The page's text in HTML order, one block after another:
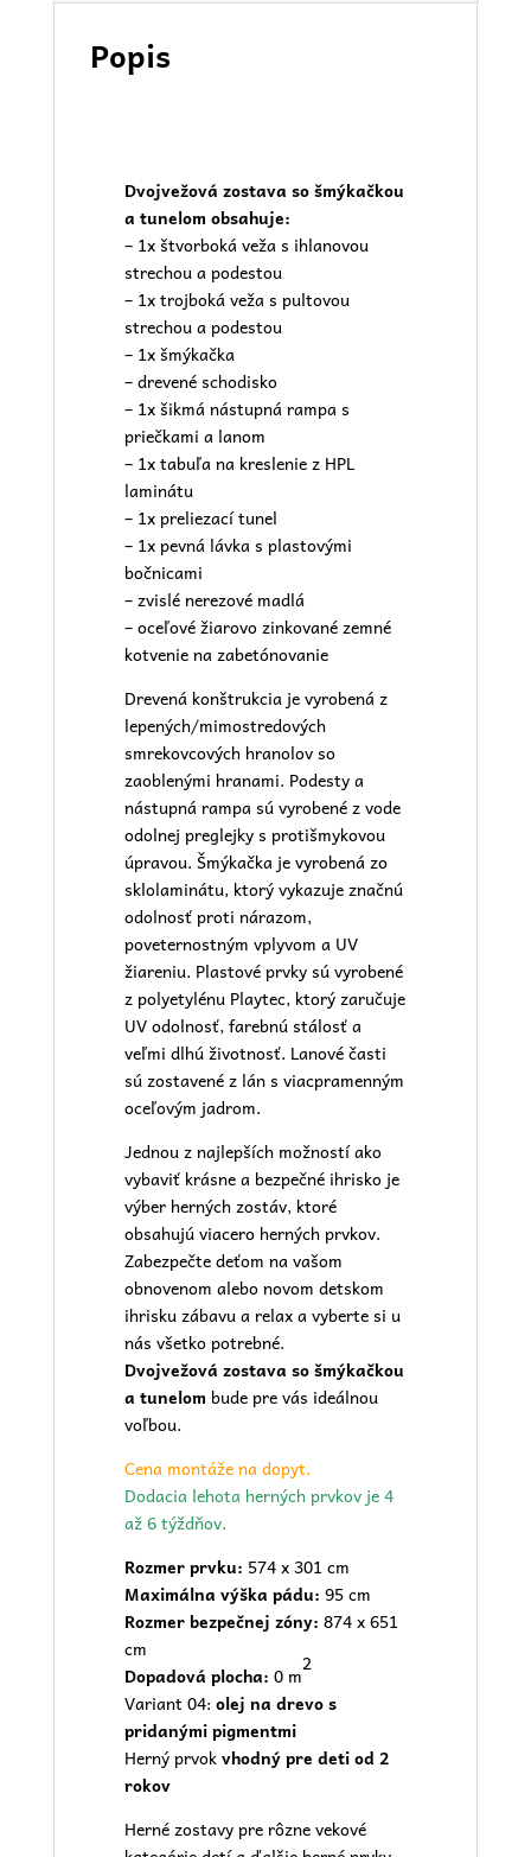
Popis
Dvojvežová zostava so šmýkačkou
a tunelom obsahuje:
– 1x štvorboká veža s ihlanovou
strechou a podestou
– 1x trojboká veža s pultovou
strechou a podestou
– 1x šmýkačka
– drevené schodisko
– 1x šikmá nástupná rampa s
priečkami a lanom
– 1x tabuľa na kreslenie z HPL
laminátu
– 1x preliezací tunel
– 1x pevná lávka s plastovými
bočnicami
– zvislé nerezové madlá
– oceľové žiarovo zinkované zemné
kotvenie na zabetónovanie
Drevená konštrukcia je vyrobená z
lepených/mimostredových
smrekovcových hranolov so
zaoblenými hranami. Podesty a
nástupná rampa sú vyrobené z vode
odolnej preglejky s protišmykovou
úpravou. Šmýkačka je vyrobená zo
sklolaminátu, ktorý vykazuje značnú
odolnosť proti nárazom,
poveternostným vplyvom a UV
žiareniu. Plastové prvky sú vyrobené
z polyetylénu Playtec, ktorý zaručuje
UV odolnosť, farebnú stálosť a
veľmi dlhú životnosť. Lanové časti
sú zostavené z lán s viacpramenným
oceľovým jadrom.
Jednou z najlepších možností ako
vybaviť krásne a bezpečné ihrisko je
výber herných zostáv, ktoré
obsahujú viacero herných prvkov.
Zabezpečte deťom na vašom
obnovenom alebo novomdetskom
ihriskuzábavu a relax a vyberte si u
nás všetko potrebné.
Dvojvežová zostava so šmýkačkou
a tunelom bude pre vás ideálnou
voľbou.
Cena montáže na dopyt.
Dodacia lehota herných prvkov je 4
až 6 týždňov.
Rozmer prvku: 574 x 301 cm
Maximálna výška pádu: 95 cm
Rozmer bezpečnej zóny: 874 x 651
cm
Dopadová plocha: 0 m
2
Variant 04:olej na drevo s
pridanými pigmentmi
Herný prvokvhodný pre deti od 2
rokov
Herné zostavy pre rôzne vekové